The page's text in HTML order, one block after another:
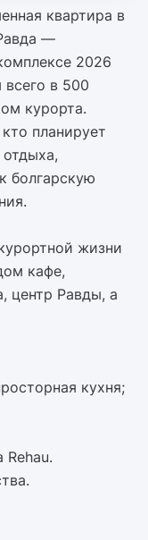
квартира в
—
2026
в 500
курорта.
планирует
болгарскую
жизни
кафе,
центр Равды, а
кухня;